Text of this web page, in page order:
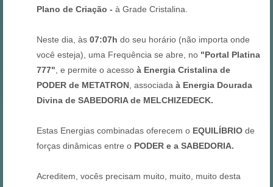
Plano de Criação - à Grade Cristalina.
Neste dia, às 07:07h do seu horário (não importa onde
você esteja), uma Frequência se abre, no "Portal Platina
777" , e permite o acesso à Energia Cristalina de
PODER de METATRON , associada à Energia Dourada
Divina de SABEDORIA de MELCHIZEDECK.
Estas Energias combinadas oferecem o EQUILÍBRIO de
forças dinâmicas entre o PODER e a SABEDORIA.
Acreditem, vocês precisam muito, muito, muito desta